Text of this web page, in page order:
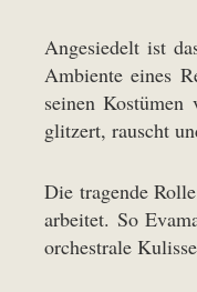
Angesiedelt ist
Ambiente eines
seinen
glitzert, rauscht
Die tragende
arbeitet. So
orchestrale